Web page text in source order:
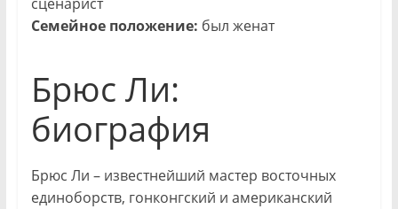
сценарист
Семейное положение: был женат
Брюс Ли:
биография
Брюс Ли – известнейший мастер восточных
единоборств, гонконгский и американский